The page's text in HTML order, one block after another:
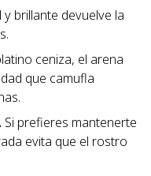
brillante devuelve la
ceniza, el arena
que camufla
Si prefieres mantenerte
evita que el rostro